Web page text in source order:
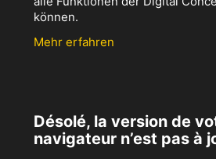
können.
Mehr erfahren
Désolé, la version de
navigateur n’est pas à